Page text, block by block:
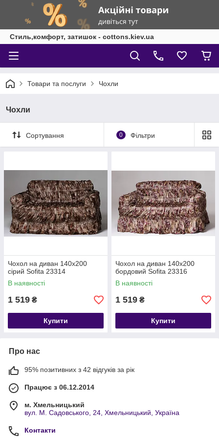
Стиль,комфорт, затишок - cottons.kiev.ua
Товари та послуги Чохли
Чохли
Сортування 0 Фільтри
Чохол на диван 140х200
сірий Sofita 23314
В наявності
1 519 ₴
Купити
Чохол на диван 140х200
бордовий Sofita 23316
В наявності
1 519 ₴
Купити
Про нас
95% позитивних з 42 відгуків за рік
Працює з 06.12.2014
м. Хмельницький
вул. М. Садовського, 24, Хмельницький, Україна
Контакти